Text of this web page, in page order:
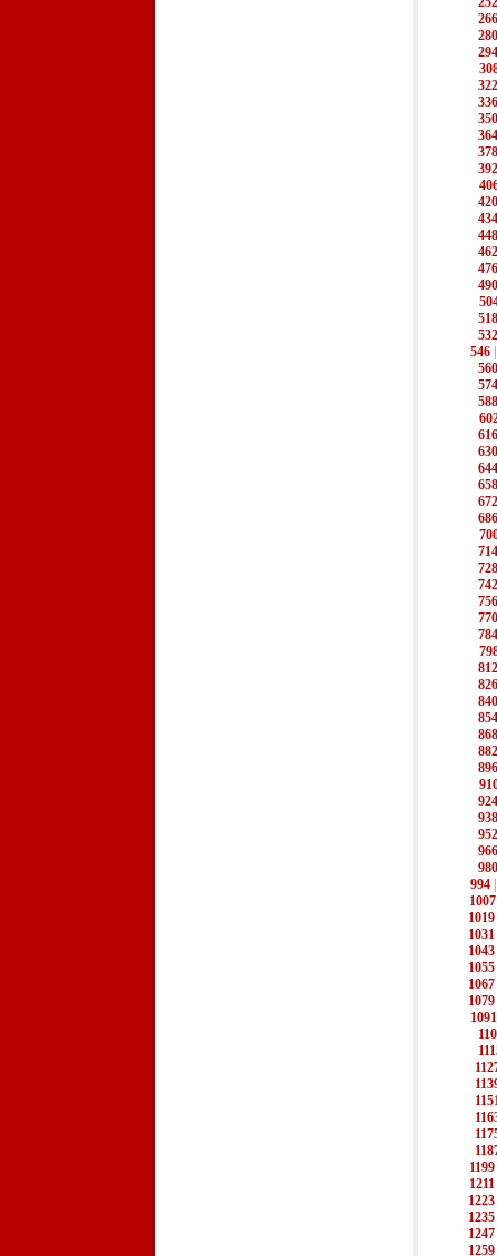
266
280
294
322
336
350
364
378
392
420
434
448
462
476
490
518
532
546
560
574
588
616
630
644
658
672
686
714
728
742
756
770
784
812
826
840
854
868
882
896
924
938
952
966
980
994
1007
1019
1031
1043
1055
1067
1079
1091
1199
1211
1223
1235
1247
1259